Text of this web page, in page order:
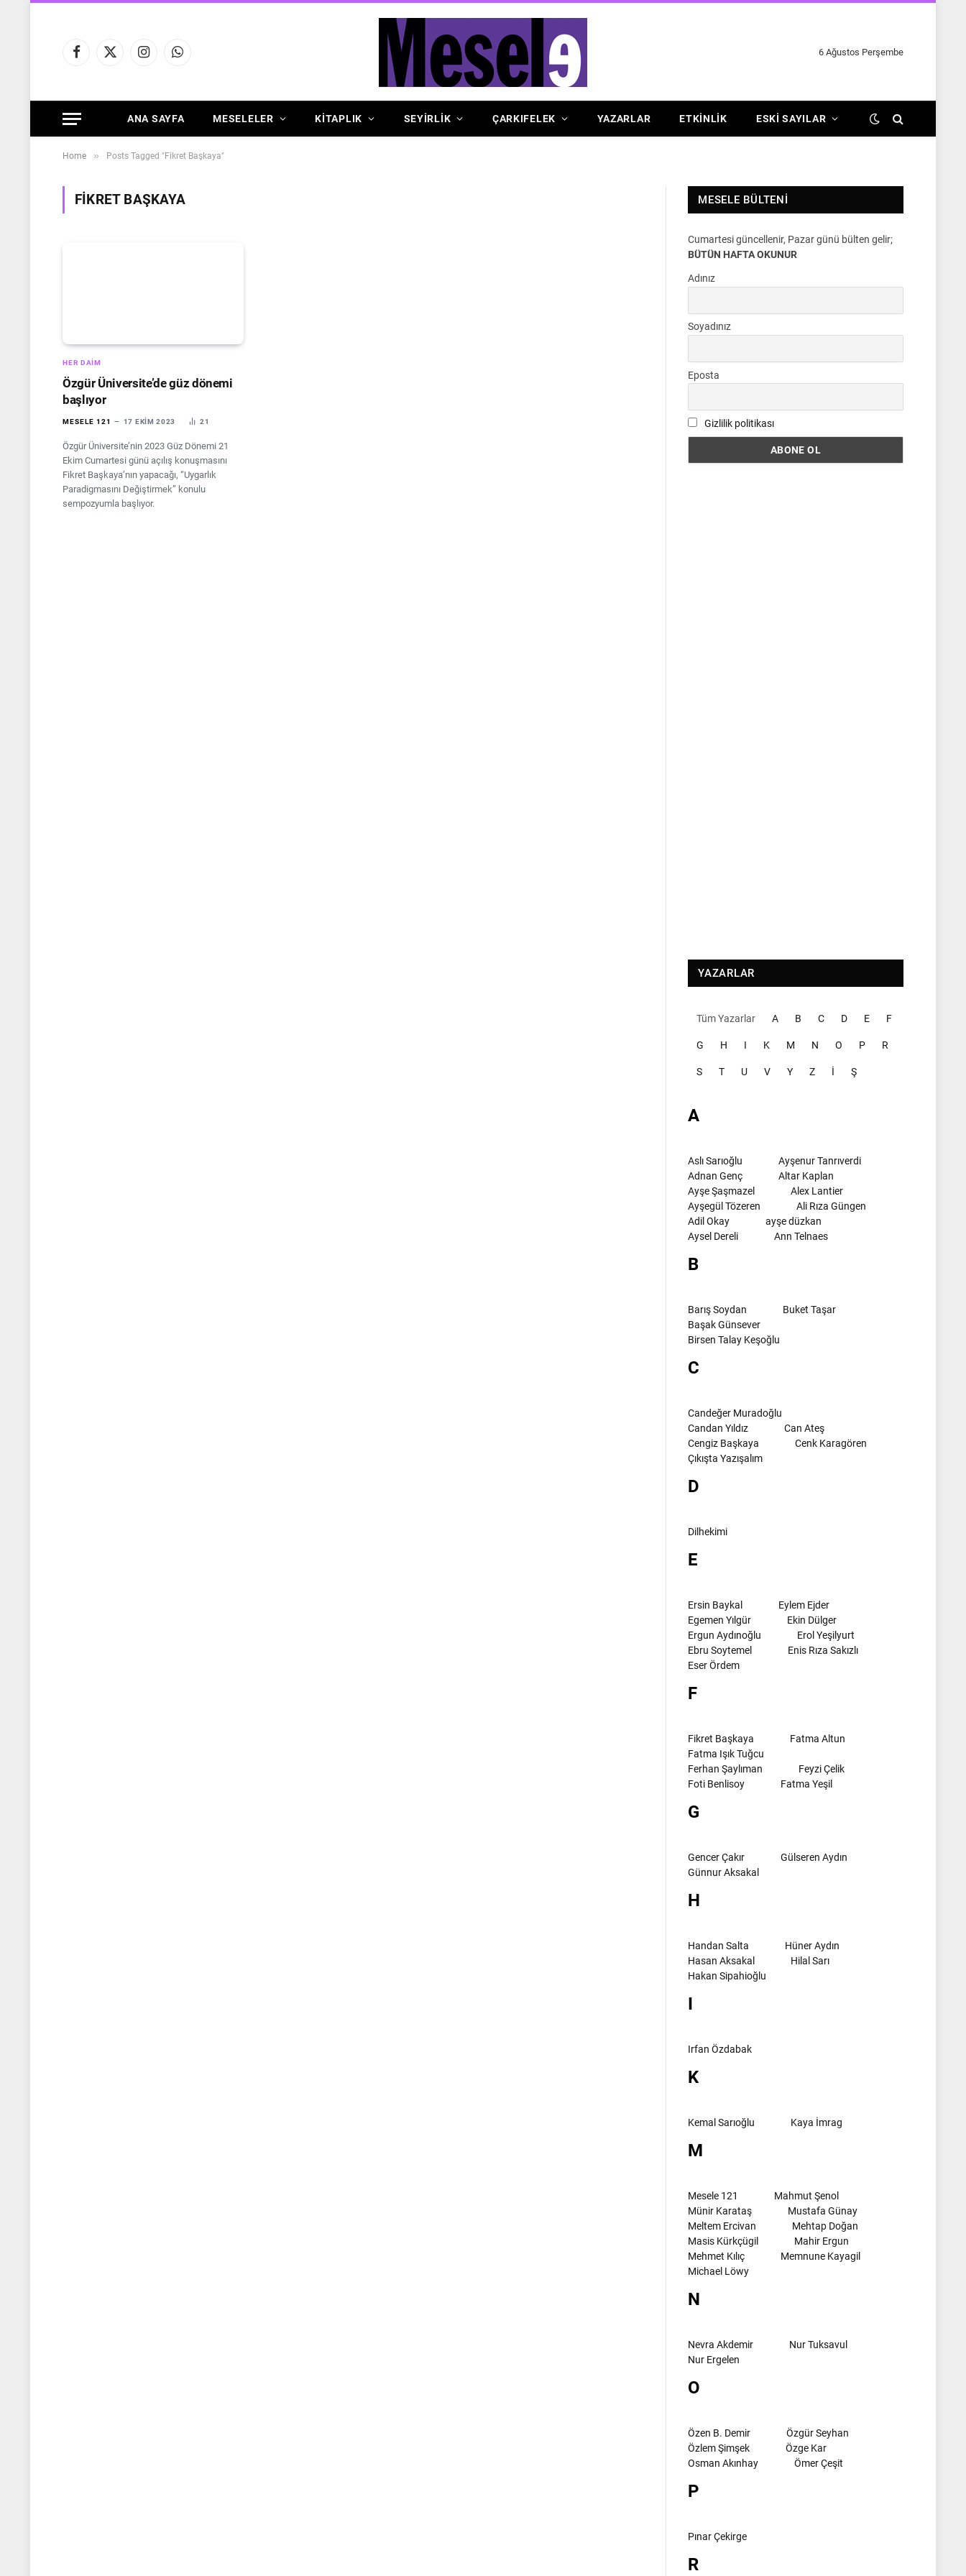
Facebook
X
InstagramWhatsApp
6 Ağustos Perşembe
ANA SAYFA MESELELER KİTAPLIK SEYİRLİK ÇARKIFELEK YAZARLAR ETKINLIK ESKI SAYILAR
Home » Posts Tagged "Fikret Başkaya"
FIKRET BAŞKAYA
HER DAIM
Özgür Üniversite’de güz dönemi
başlıyor
MESELE 121 17 EKIM 2023 21
Özgür Üniversite’nin 2023 Güz Dönemi 21
Ekim Cumartesi günü açılış konuşmasını
Fikret Başkaya’nın yapacağı, “Uygarlık
Paradigmasını Değiştirmek” konulu
sempozyumla başlıyor.
MESELE BÜLTENI
Cumartesi güncellenir, Pazar günü bülten gelir;
BÜTÜN HAFTA OKUNUR
Adınız
Soyadınız
Eposta
Gizlilik politikası
YAZARLAR
Tüm Yazarlar A B C D E F
G H I K M N O P R
S T U V Y Z İ Ş
A
Aslı Sarıoğlu
Ayşenur Tanrıverdi
Adnan Genç
Altar Kaplan
Ayşe Şaşmazel
Alex Lantier
Ayşegül Tözeren
Ali Rıza Güngen
Adil Okay
ayşe düzkan
Aysel Dereli
Ann Telnaes
B
Barış Soydan
Buket Taşar
Başak Günsever
Birsen Talay Keşoğlu
C
Candeğer Muradoğlu
Candan Yıldız
Can Ateş
Cengiz Başkaya
Cenk Karagören
Çıkışta Yazışalım
D
Dilhekimi
E
Ersin Baykal
Eylem Ejder
Egemen Yılgür
Ekin Dülger
Ergun Aydınoğlu
Erol Yeşilyurt
Ebru Soytemel
Enis Rıza Sakızlı
Eser Ördem
F
Fikret Başkaya
Fatma Altun
Fatma Işık Tuğcu
Ferhan Şaylıman
Feyzi Çelik
Foti Benlisoy
Fatma Yeşil
G
Gencer Çakır
Gülseren Aydın
Günnur Aksakal
H
Handan Salta
Hüner Aydın
Hasan Aksakal
Hilal Sarı
Hakan Sipahioğlu
I
Irfan Özdabak
K
Kemal Sarıoğlu Kaya İmrag
M
Mesele 121
Mahmut Şenol
Münir Karataş
Mustafa Günay
Meltem Ercivan
Mehtap Doğan
Masis Kürkçügil
Mahir Ergun
Mehmet Kılıç
Memnune Kayagil
Michael Löwy
N
Nevra Akdemir
Nur Tuksavul
Nur Ergelen
O
Özen B. Demir
Özgür Seyhan
Özlem Şimşek
Özge Kar
Osman Akınhay
Ömer Çeşit
P
Pınar Çekirge
R